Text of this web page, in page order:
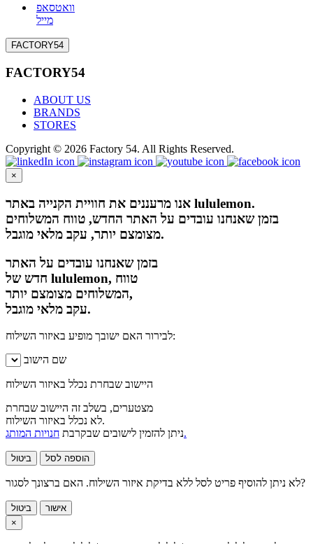
וואטסאפ
מייל
FACTORY54
FACTORY54
ABOUT US
BRANDS
STORES
Copyright © 2026 Factory 54. All Rights Reserved.
×
אנו מרעננים את חוויית הקנייה באתר lululemon.
בזמן שאנחנו עובדים על האתר החדש, טווח המשלוחים
מצומצם יותר, עקב מלאי מוגבל.
בזמן שאנחנו עובדים על האתר
חדש של lululemon, טווח
המשלוחים מצומצם יותר,
עקב מלאי מוגבל.
לבירור האם ישובך מופיע באיזור השילוח:
שם הישוב
היישוב שבחרת נכלל באיזור השילוח
מצטערים, בשלב זה היישוב שבחרת
לא נכלל באיזור השילוח.
ניתן להזמין לישובים שבקרבתחנויות המותג.
ביטול הוספה לסל
לא ניתן להוסיף פריט לסל ללא בדיקת איזור השילוח. האם ברצונך לסגור?
ביטול
אישור
×